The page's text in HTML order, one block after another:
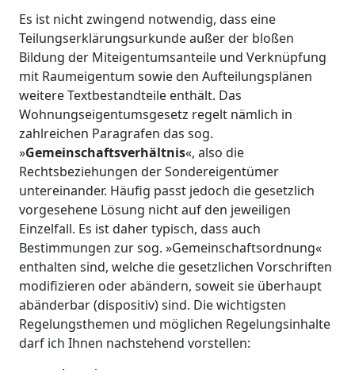
Es ist nicht zwingend notwendig, dass eine
Teilungserklärungsurkunde außer der bloßen
Bildung der Miteigentumsanteile und Verknüpfung
mit Raumeigentum sowie den Aufteilungsplänen
weitere Textbestandteile enthält. Das
Wohnungseigentumsgesetz regelt nämlich in
zahlreichen Paragrafen das sog.
»Gemeinschaftsverhältnis«, also die
Rechtsbeziehungen der Sondereigentümer
untereinander. Häufig passt jedoch die gesetzlich
vorgesehene Lösung nicht auf den jeweiligen
Einzelfall. Es ist daher typisch, dass auch
Bestimmungen zur sog. »Gemeinschaftsordnung«
enthalten sind, welche die gesetzlichen Vorschriften
modifizieren oder abändern, soweit sie überhaupt
abänderbar (dispositiv) sind. Die wichtigsten
Regelungsthemen und möglichen Regelungsinhalte
darf ich Ihnen nachstehend vorstellen: